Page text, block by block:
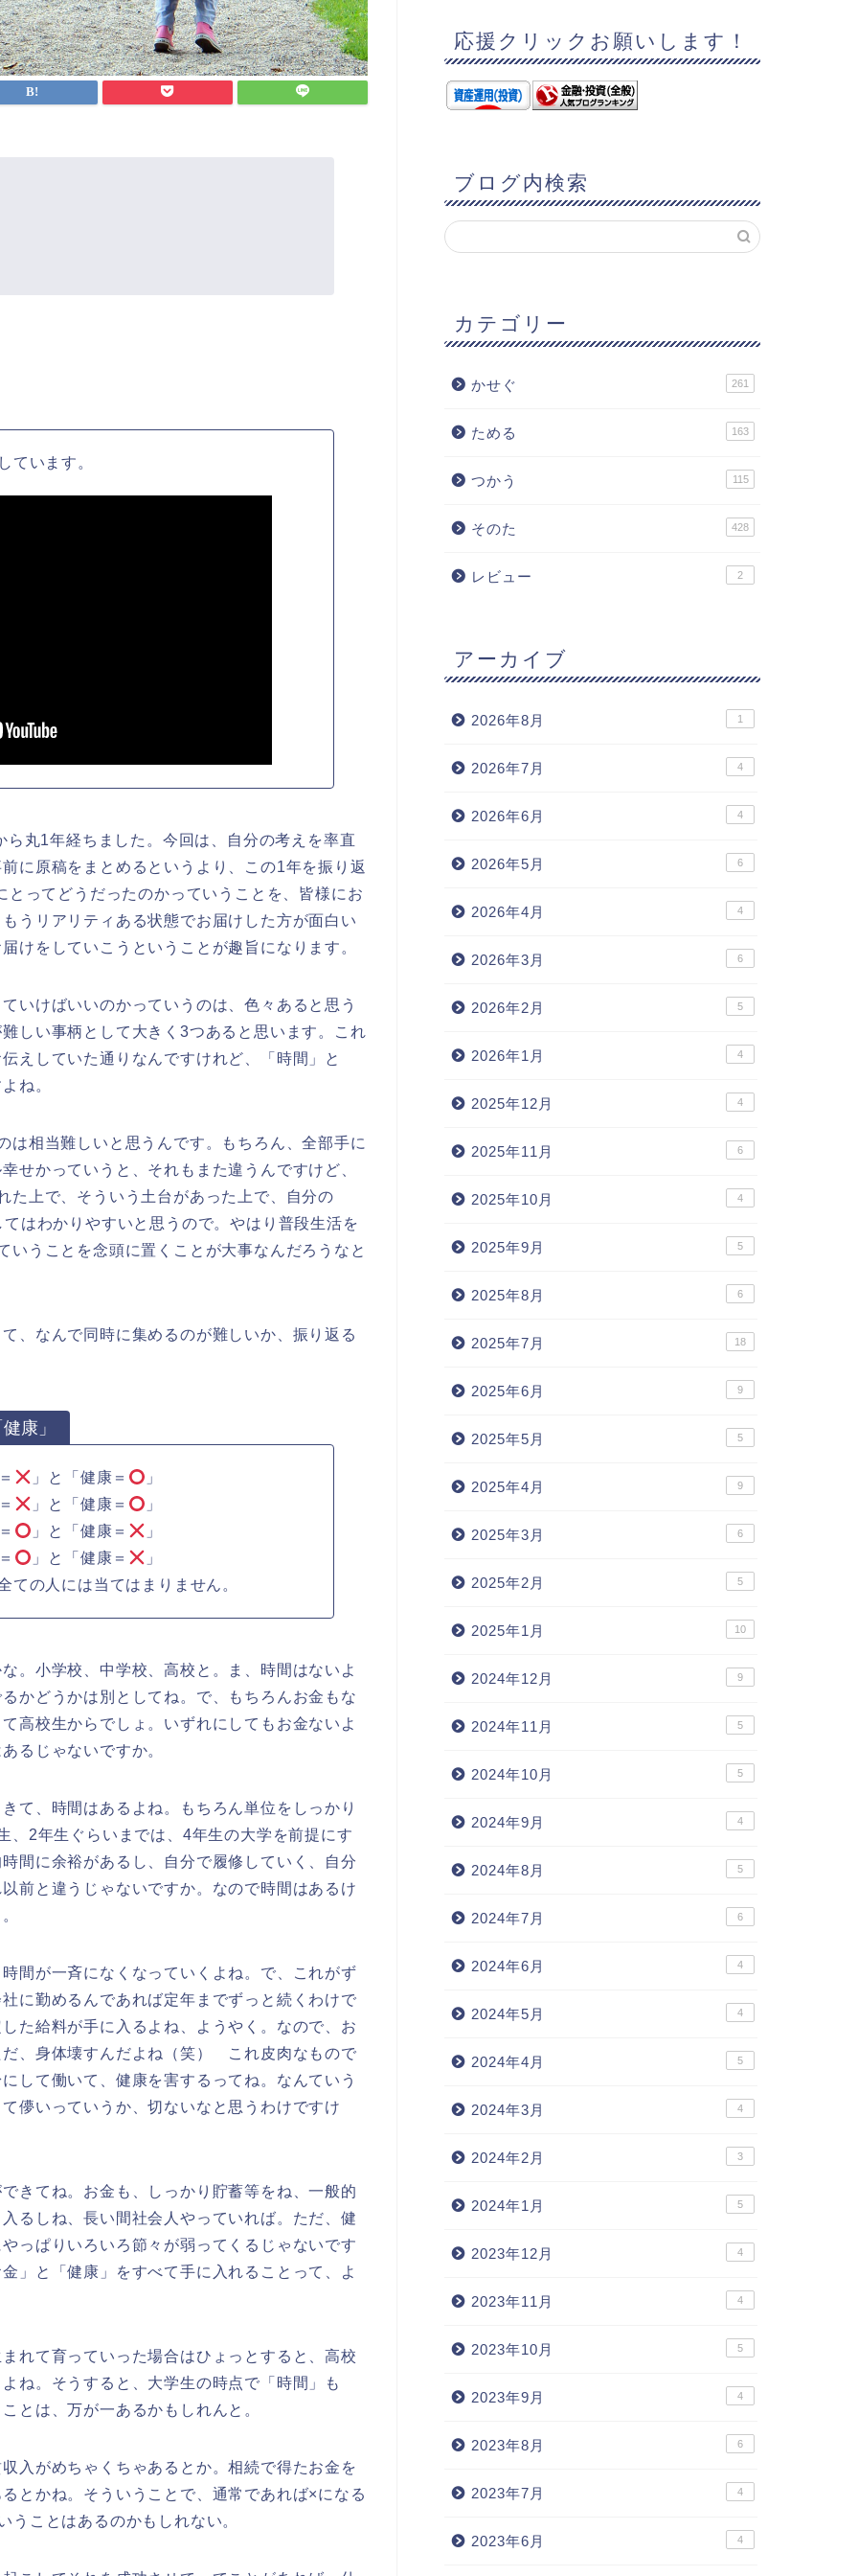
ています。
丸1年経ちました。今回は、自分の考えを率直
に原稿をまとめるというより、この1年を振り返
ってどうだったのかっていうことを、皆様にお
うリアリティある状態でお届けした方が面白い
けをしていこうということが趣旨になります。
いけばいいのかっていうのは、色々あると思う
しい事柄として大きく3つあると思います。これ
えしていた通りなんですけれど、「時間」と
ね。
は相当難しいと思うんです。もちろん、全部手に
せかっていうと、それもまた違うんですけど、
た上で、そういう土台があった上で、自分の
はわかりやすいと思うので。やはり普段生活を
いうことを念頭に置くことが大事なんだろうなと
、なんで同時に集めるのが難しいか、振り返る
康」
」と「健康＝
」
」と「健康＝
」
」と「健康＝
」
」と「健康＝
」
人には当てはまりません。
。小学校、中学校、高校と。ま、時間はないよ
かどうかは別としてね。で、もちろんお金もな
高校生からでしょ。いずれにしてもお金ないよ
るじゃないですか。
て、時間はあるよね。もちろん単位をしっかり
、2年生ぐらいまでは、4年生の大学を前提にす
間に余裕があるし、自分で履修していく、自分
前と違うじゃないですか。なので時間はあるけ
間が一斉になくなっていくよね。で、これがず
に勤めるんであれば定年までずっと続くわけで
た給料が手に入るよね、ようやく。なので、お
、身体壊すんだよね（笑） これ皮肉なもので
して働いて、健康を害するってね。なんていう
儚いっていうか、切ないなと思うわけですけ
きてね。お金も、しっかり貯蓄等をね、一般的
るしね、長い間社会人やっていれば。ただ、健
っぱりいろいろ節々が弱ってくるじゃないです
」と「健康」をすべて手に入れることって、よ
れて育っていった場合はひょっとすると、高校
ね。そうすると、大学生の時点で「時間」も
とは、万が一あるかもしれんと。
入がめちゃくちゃあるとか。相続で得たお金を
とかね。そういうことで、通常であれば×になる
うことはあるのかもしれない。
応援クリックお願いします！
ブログ内検索
カテゴリー
かせぐ 261
ためる 163
つかう 115
そのた 428
レビュー 2
アーカイブ
2026年8月 1
2026年7月 4
2026年6月 4
2026年5月 6
2026年4月 4
2026年3月 6
2026年2月 5
2026年1月 4
2025年12月 4
2025年11月 6
2025年10月 4
2025年9月 5
2025年8月 6
2025年7月 18
2025年6月 9
2025年5月 5
2025年4月 9
2025年3月 6
2025年2月 5
2025年1月 10
2024年12月 9
2024年11月 5
2024年10月 5
2024年9月 4
2024年8月 5
2024年7月 6
2024年6月 4
2024年5月 4
2024年4月 5
2024年3月 4
2024年2月 3
2024年1月 5
2023年12月 4
2023年11月 4
2023年10月 5
2023年9月 4
2023年8月 6
2023年7月 4
2023年6月 4